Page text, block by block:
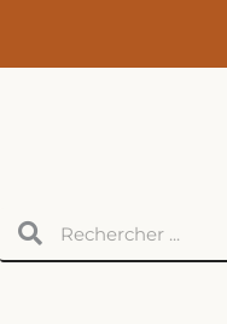
contenu
RechercherRechercher